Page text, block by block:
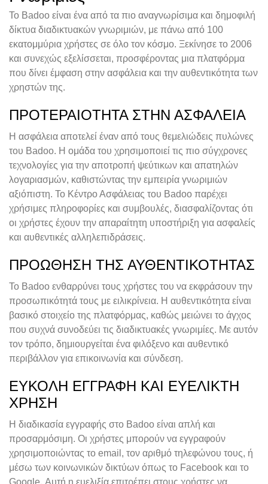
Το Badoo είναι ένα από τα πιο αναγνωρίσιμα και δημοφιλή
δίκτυα διαδικτυακών γνωριμιών, με πάνω από 100
εκατομμύρια χρήστες σε όλο τον κόσμο. Ξεκίνησε το 2006
και συνεχώς εξελίσσεται, προσφέροντας μια πλατφόρμα
που δίνει έμφαση στην ασφάλεια και την αυθεντικότητα των
χρηστών της.
ΠΡΟΤΕΡΑΙΌΤΗΤΑ ΣΤΗΝ ΑΣΦΆΛΕΙΑ
Η ασφάλεια αποτελεί έναν από τους θεμελιώδεις πυλώνες
του Badoo. Η ομάδα του χρησιμοποιεί τις πιο σύγχρονες
τεχνολογίες για την αποτροπή ψεύτικων και απατηλών
λογαριασμών, καθιστώντας την εμπειρία γνωριμιών
αξιόπιστη. Το Κέντρο Ασφάλειας του Badoo παρέχει
χρήσιμες πληροφορίες και συμβουλές, διασφαλίζοντας ότι
οι χρήστες έχουν την απαραίτητη υποστήριξη για ασφαλείς
και αυθεντικές αλληλεπιδράσεις.
ΠΡΟΏΘΗΣΗ ΤΗΣ ΑΥΘΕΝΤΙΚΌΤΗΤΑΣ
Το Badoo ενθαρρύνει τους χρήστες του να εκφράσουν την
προσωπικότητά τους με ειλικρίνεια. Η αυθεντικότητα είναι
βασικό στοιχείο της πλατφόρμας, καθώς μειώνει το άγχος
που συχνά συνοδεύει τις διαδικτυακές γνωριμίες. Με αυτόν
τον τρόπο, δημιουργείται ένα φιλόξενο και αυθεντικό
περιβάλλον για επικοινωνία και σύνδεση.
ΕΎΚΟΛΗ ΕΓΓΡΑΦΉ ΚΑΙ ΕΥΈΛΙΚΤΗ
ΧΡΉΣΗ
Η διαδικασία εγγραφής στο Badoo είναι απλή και
προσαρμόσιμη. Οι χρήστες μπορούν να εγγραφούν
χρησιμοποιώντας το email, τον αριθμό τηλεφώνου τους, ή
μέσω των κοινωνικών δικτύων όπως το Facebook και το